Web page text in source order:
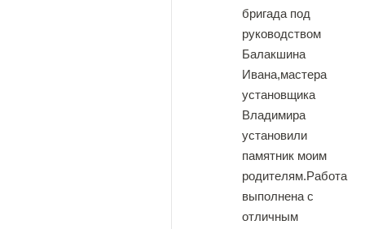
бригада под
руководством
Балакшина
Ивана,мастера
установщика
Владимира
установили
памятник моим
родителям.Работа
выполнена с
отличным